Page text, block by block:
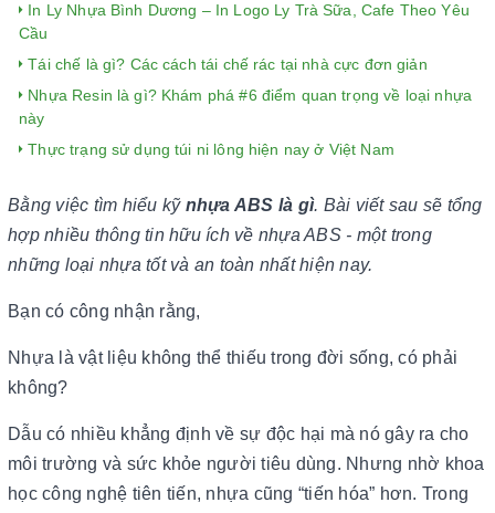
In Ly Nhựa Bình Dương – In Logo Ly Trà Sữa, Cafe Theo Yêu
Cầu
Tái chế là gì? Các cách tái chế rác tại nhà cực đơn giản
Nhựa Resin là gì? Khám phá #6 điểm quan trọng về loại nhựa
này
Thực trạng sử dụng túi ni lông hiện nay ở Việt Nam
Bằng việc tìm hiểu kỹ nhựa ABS là gì. Bài viết sau sẽ tổng
hợp nhiều thông tin hữu ích về nhựa ABS - một trong
những loại nhựa tốt và an toàn nhất hiện nay.
Bạn có công nhận rằng,
Nhựa là vật liệu không thể thiếu trong đời sống, có phải
không?
Dẫu có nhiều khẳng định về sự độc hại mà nó gây ra cho
môi trường và sức khỏe người tiêu dùng. Nhưng nhờ khoa
học công nghệ tiên tiến, nhựa cũng “tiến hóa” hơn. Trong